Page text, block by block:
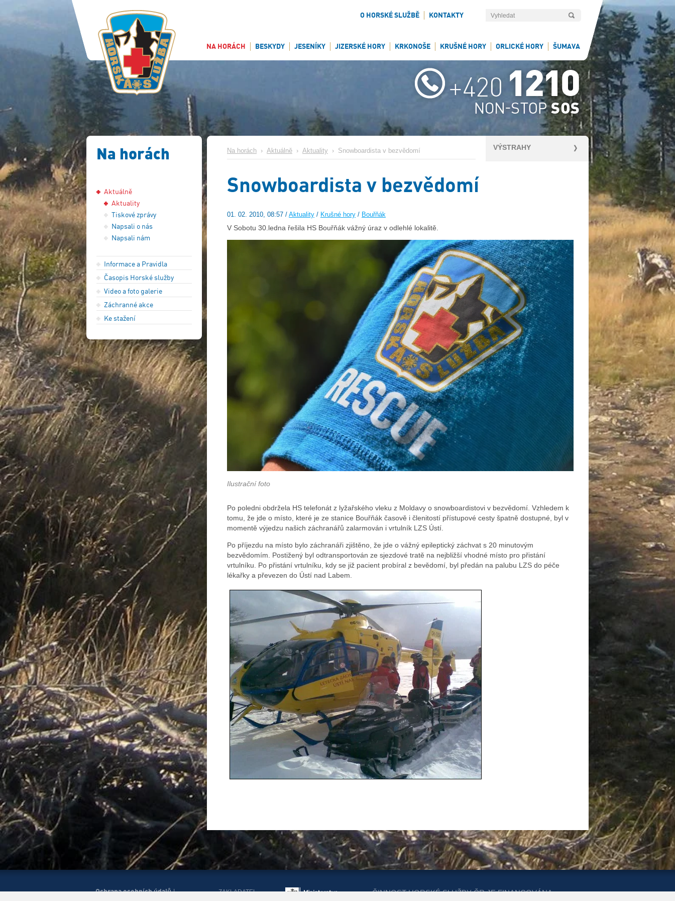
O HORSKÉ SLUŽBĚ KONTAKTY
NA HORÁCH BESKYDY JESENÍKY JIZERSKÉ HORY KRKONOŠE KRUŠNÉ HORY ORLICKÉ HORY ŠUMAVA
Na horách
Aktuálně
Aktuality
Tiskové zprávy
Napsali o nás
Napsali nám
Informace a Pravidla
Časopis Horské služby
Video a foto galerie
Záchranné akce
Ke stažení
VÝSTRAHY
Na horách › Aktuálně › Aktuality › Snowboardista v bezvědomí
Snowboardista v bezvědomí
01. 02. 2010, 08:57 / Aktuality / Krušné hory / Bouřňák
V Sobotu 30.ledna řešila HS Bouřňák vážný úraz v odlehlé lokalitě.
Ilustrační foto
Po poledni obdržela HS telefonát z lyžařského vleku z Moldavy o snowboardistovi v bezvědomí. Vzhledem k
tomu, že jde o místo, které je ze stanice Bouřňák časově i členitostí přístupové cesty špatně dostupné, byl v
momentě výjedzu našich záchranářů zalarmován i vrtulník LZS Ústí.
Po příjezdu na místo bylo záchranáři zjištěno, že jde o vážný epileptický záchvat s 20 minutovým
bezvědomím. Postižený byl odtransportován ze sjezdové tratě na nejbližší vhodné místo pro přistání
vrtulníku. Po přistání vrtulníku, kdy se již pacient probíral z bevědomí, byl předán na palubu LZS do péče
lékařky a převezen do Ústí nad Labem.
Ochrana osobních údajů|
ZAKLADATEL
ČINNOST HORSKÉ SLUŽBY ČR JE FINANCOVÁNA